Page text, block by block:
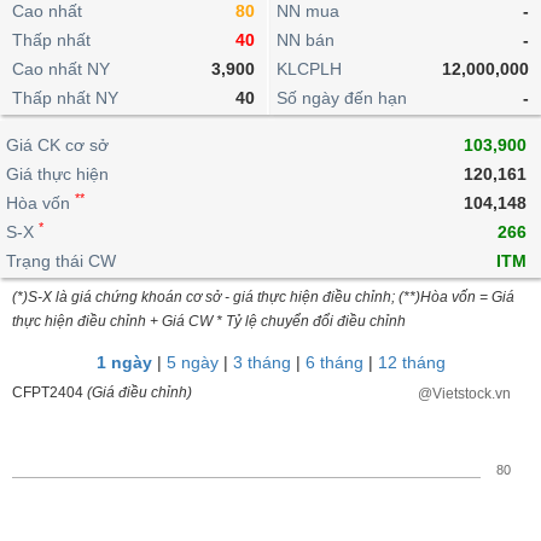
lỗ
Giao
nội
bộ
Niên
giám
Tài
liệu
cổ
đông
Định
giá
Nước
Tự
doanh
Top
cổ
phiếu
Bản
dịch
Chứng
quyền
Thống
kê
dịch
Định
Thống
dịch
Tin
tức
Phân
tích
kỹ
thuật
Bảng
trực
tuyến
lọc
cổ
phiếu
sánh
Báo
Vĩ
mô
lai
Chứng
quyền
Trái
phiếu
doanh
IR
Awards
Dịch
vụ
Cao nhất
80
Thấp nhất
40
Cao nhất NY
3,900
Thấp nhất NY
40
NN mua
-
NN bán
-
KLCPLH
12,000,000
Số ngày đến hạn
-
Giá CK cơ sở
103,900
Giá thực hiện
120,161
Hòa vốn **
104,148
S-X *
266
Trạng thái CW
ITM
(*)S-X là giá chứng khoán cơ sở - giá thực hiện điều chỉnh; (**)Hòa vốn = Giá
thực hiện điều chỉnh + Giá CW * Tỷ lệ chuyển đổi điều chỉnh
1 ngày| 5 ngày| 3 tháng | 6 tháng | 12 tháng
CFPT2404 (Giá điều chỉnh) @Vietstock.vn
80
BẤT
ĐỘNG
SẢN
TÀI
CHÍNH
HÀNG
HÓA
KINH